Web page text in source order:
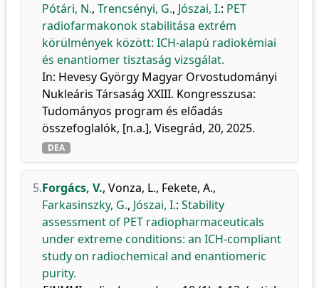
Pótári, N., Trencsényi, G., Jószai, I.: PET
radiofarmakonok stabilitása extrém
körülmények között: ICH-alapú radiokémiai
és enantiomer tisztaság vizsgálat.
In: Hevesy György Magyar Orvostudományi
Nukleáris Társaság XXIII. Kongresszusa:
Tudományos program és előadás
összefoglalók, [n.a.], Visegrád, 20, 2025.
DEA
5.Forgács, V., Vonza, L., Fekete, A.,
Farkasinszky, G., Jószai, I.: Stability
assessment of PET radiopharmaceuticals
under extreme conditions: an ICH-compliant
study on radiochemical and enantiomeric
purity.